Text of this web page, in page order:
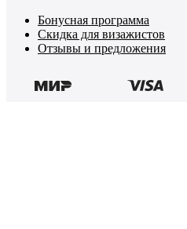
Бонусная программа
Скидка для визажистов
Отзывы и предложения